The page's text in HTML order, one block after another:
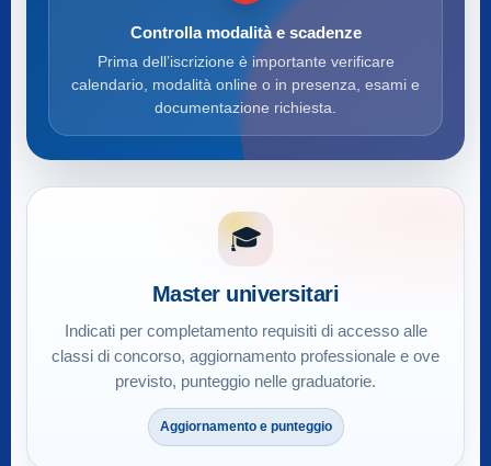
Controlla modalità e scadenze
Prima dell’iscrizione è importante verificare
calendario, modalità online o in presenza, esami e
documentazione richiesta.
🎓
Master universitari
Indicati per completamento requisiti di accesso alle
classi di concorso, aggiornamento professionale e ove
previsto, punteggio nelle graduatorie.
Aggiornamento e punteggio